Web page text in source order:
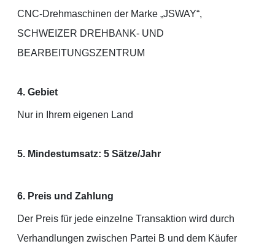
CNC-Drehmaschinen der Marke „JSWAY“,
SCHWEIZER DREHBANK- UND
BEARBEITUNGSZENTRUM
4. Gebiet
Nur in Ihrem eigenen Land
5. Mindestumsatz: 5 Sätze/Jahr
6. Preis und Zahlung
Der Preis für jede einzelne Transaktion wird durch
Verhandlungen zwischen Partei B und dem Käufer